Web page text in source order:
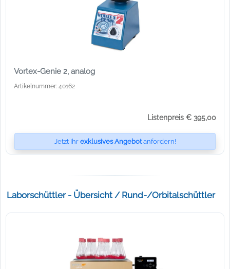
Vortex-Genie 2, analog
Artikelnummer: 40162
Listenpreis € 395,00
Jetzt Ihr exklusives Angebotanfordern!
Laborschüttler - Übersicht / Rund-/Orbitalschüttler